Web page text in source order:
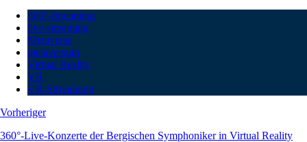
360°-Streaming
live-streaming
Metaverse
metaversum
Virtual Reality
VR
VR-Strreaming
Vorheriger
360°-Live-Konzerte der Bergischen Symphoniker in Virtual Reality